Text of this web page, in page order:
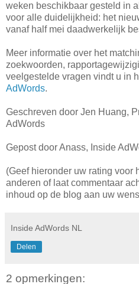
weken beschikbaar gesteld in
voor alle duidelijkheid: het
vanaf half mei daadwerkelijk
Meer informatie over het
zoekwoorden,
veelgestelde vragen vindt u in
AdWords.
Geschreven door Jen Huang,
AdWords
Gepost door Anass, Inside
(Geef hieronder uw rating voor
anderen of laat commentaar
inhoud op de blog aan uw
Inside AdWords NL
Delen
2 opmerkingen: